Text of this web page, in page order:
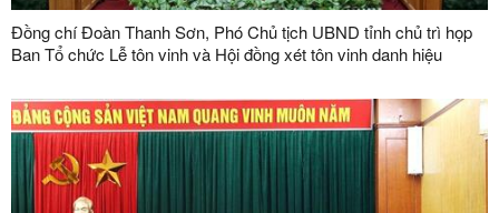
Đồng chí Đoàn Thanh Sơn, Phó Chủ tịch UBND tỉnh chủ trì họp
Ban Tổ chức Lễ tôn vinh và Hội đồng xét tôn vinh danh hiệu
năm 2026